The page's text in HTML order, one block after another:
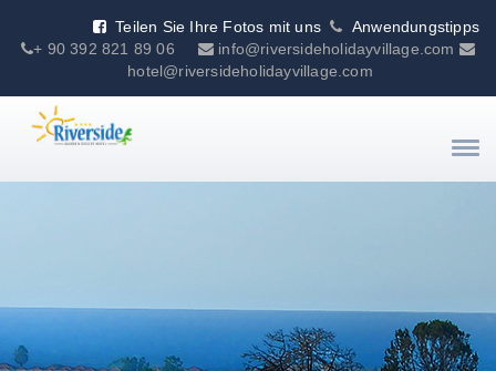
Teilen Sie Ihre Fotos mit uns
Anwendungstipps
+ 90 392 821 89 06
info@riversideholidayvillage.com
hotel@riversideholidayvillage.com